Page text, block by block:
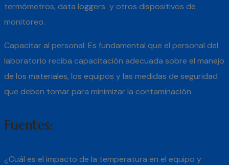
termómetros, data loggers y otros dispositivos de
monitoreo.
Capacitar al personal: Es fundamental que el personal del
laboratorio reciba capacitación adecuada sobre el manejo
de los materiales, los equipos y las medidas de seguridad
que deben tomar para minimizar la contaminación.
Fuentes:
¿Cuál es el impacto de la temperatura en el equipo y